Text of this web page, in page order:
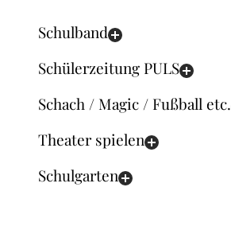
Schulband
Schülerzeitung PULS
Schach / Magic / Fußball etc.
Theater spielen
Schulgarten